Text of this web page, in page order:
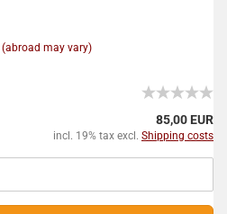
(abroad may vary)
85,00 EUR
incl. 19% tax excl. Shipping costs